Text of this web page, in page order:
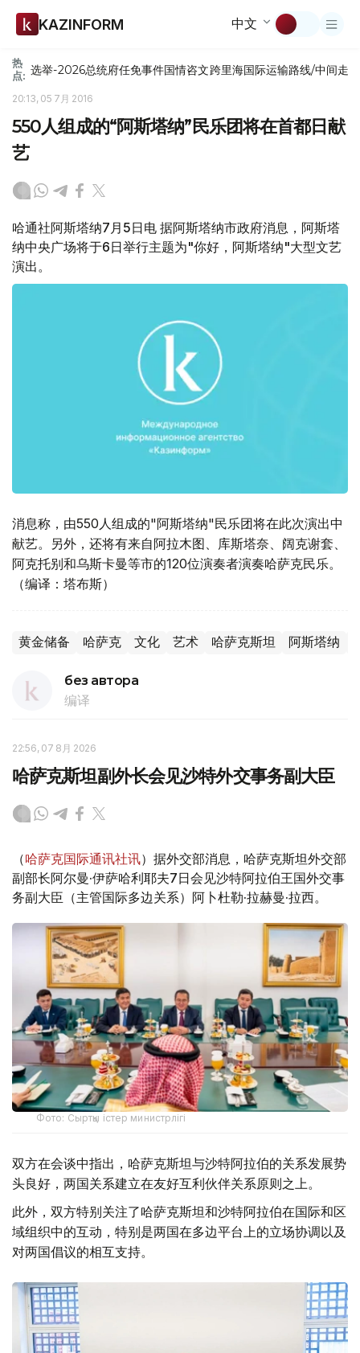
KAZINFORM 中文
热
点: 选举-2026总统府任免事件国情咨文跨里海国际运输路线/中间走廊
20:13, 05 7月 2016
550人组成的“阿斯塔纳”民乐团将在首都日献
艺
哈通社阿斯塔纳7月5日电 据阿斯塔纳市政府消息，阿斯塔
纳中央广场将于6日举行主题为"你好，阿斯塔纳"大型文艺
演出。
消息称，由550人组成的"阿斯塔纳"民乐团将在此次演出中
献艺。另外，还将有来自阿拉木图、库斯塔奈、阔克谢套、
阿克托别和乌斯卡曼等市的120位演奏者演奏哈萨克民乐。
（编译：塔布斯）
黄金储备 哈萨克 文化 艺术 哈萨克斯坦 阿斯塔纳
без автора
编译
22:56, 07 8月 2026
哈萨克斯坦副外长会见沙特外交事务副大臣
（哈萨克国际通讯社讯）据外交部消息，哈萨克斯坦外交部
副部长阿尔曼·伊萨哈利耶夫7日会见沙特阿拉伯王国外交事
务副大臣（主管国际多边关系）阿卜杜勒·拉赫曼·拉西。
Фото: Сыртқы істер министрлігі
双方在会谈中指出，哈萨克斯坦与沙特阿拉伯的关系发展势
头良好，两国关系建立在友好互利伙伴关系原则之上。
此外，双方特别关注了哈萨克斯坦和沙特阿拉伯在国际和区
域组织中的互动，特别是两国在多边平台上的立场协调以及
对两国倡议的相互支持。